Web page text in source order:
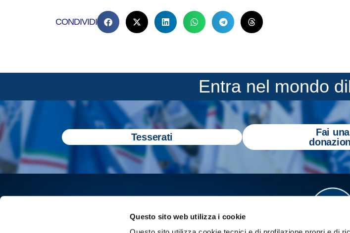
Questo sito web utilizza i cookie
CONDIVIDI
Entra nel mondo di
Tesserati
Fai una